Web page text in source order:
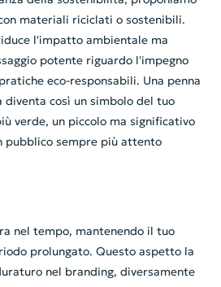
materiali riciclati o sostenibili.
l'impatto ambientale ma
potente riguardo l'impegno
eco-responsabili. Una penna
diventa così un simbolo del tuo
verde, un piccolo ma significativo
pubblico sempre più attento
nel tempo, mantenendo il tuo
prolungato. Questo aspetto la
nel branding, diversamente